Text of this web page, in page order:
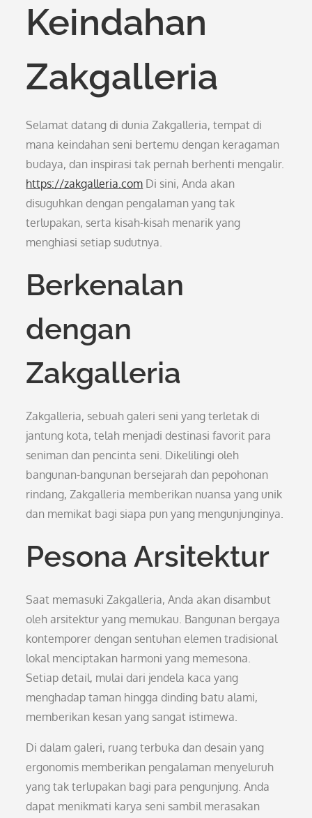
Keindahan
Zakgalleria
Selamat datang di dunia Zakgalleria, tempat di
mana keindahan seni bertemu dengan keragaman
budaya, dan inspirasi tak pernah berhenti mengalir.
https://zakgalleria.com Di sini, Anda akan
disuguhkan dengan pengalaman yang tak
terlupakan, serta kisah-kisah menarik yang
menghiasi setiap sudutnya.
Berkenalan
dengan
Zakgalleria
Zakgalleria, sebuah galeri seni yang terletak di
jantung kota, telah menjadi destinasi favorit para
seniman dan pencinta seni. Dikelilingi oleh
bangunan-bangunan bersejarah dan pepohonan
rindang, Zakgalleria memberikan nuansa yang unik
dan memikat bagi siapa pun yang mengunjunginya.
Pesona Arsitektur
Saat memasuki Zakgalleria, Anda akan disambut
oleh arsitektur yang memukau. Bangunan bergaya
kontemporer dengan sentuhan elemen tradisional
lokal menciptakan harmoni yang memesona.
Setiap detail, mulai dari jendela kaca yang
menghadap taman hingga dinding batu alami,
memberikan kesan yang sangat istimewa.
Di dalam galeri, ruang terbuka dan desain yang
ergonomis memberikan pengalaman menyeluruh
yang tak terlupakan bagi para pengunjung. Anda
dapat menikmati karya seni sambil merasakan